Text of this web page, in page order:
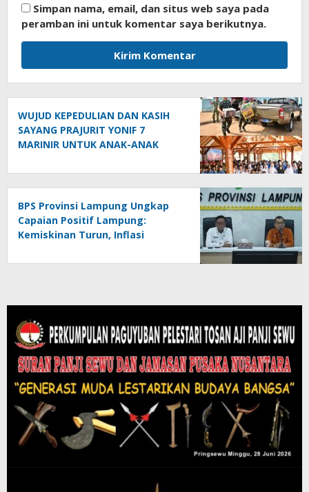
Simpan nama, email, dan situs web saya pada
peramban ini untuk komentar saya berikutnya.
WUJUD KEPEDULIAN DAN KASIH
SAYANG PRAJURIT YONIF 7
MARINIR UNTUK ANAK-ANAK
HUDA
BPS Provinsi Lampung Ungkap
Capaian Positif Lampung:
Kemiskinan Turun, Inflasi
Tumbuh